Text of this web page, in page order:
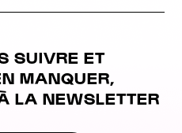
SUIVRE ET
MANQUER,
LA NEWSLETTER